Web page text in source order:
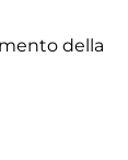
della